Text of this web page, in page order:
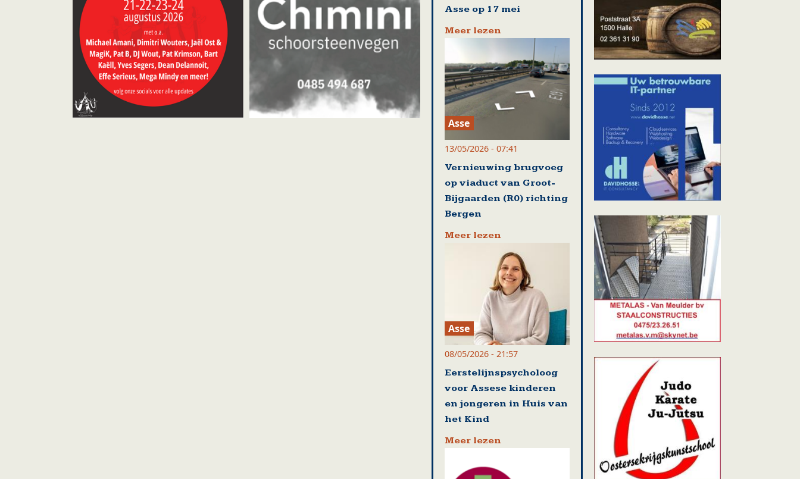
Asse op 17 mei
Meer lezen
Asse
13/05/2026 - 07:41
Vernieuwing brugvoeg
op viaduct van Groot-
Bijgaarden (R0) richting
Bergen
Meer lezen
Asse
08/05/2026 - 21:57
Eerstelijnspsycholoog
voor Assese kinderen
en jongeren in Huis van
het Kind
Meer lezen